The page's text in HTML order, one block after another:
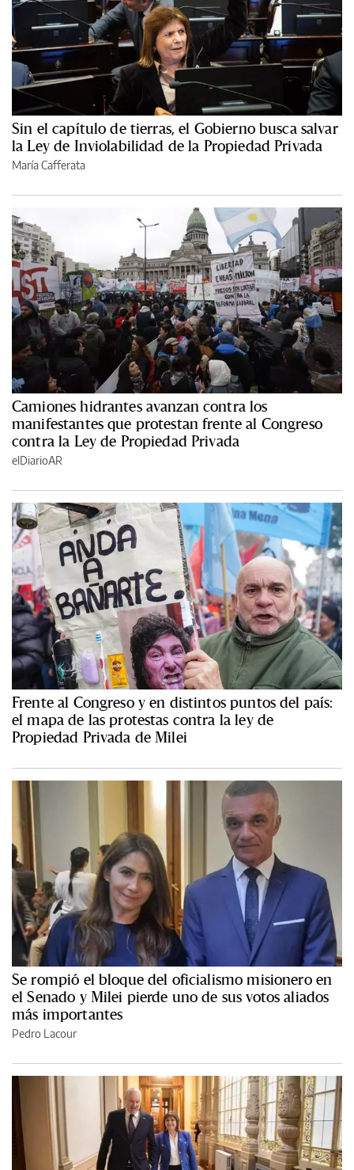
Sin el capítulo de tierras, el Gobierno busca salvar
la Ley de Inviolabilidad de la Propiedad Privada
María Cafferata
Camiones hidrantes avanzan contra los
manifestantes que protestan frente al Congreso
contra la Ley de Propiedad Privada
elDiarioAR
Frente al Congreso y en distintos puntos del país:
el mapa de las protestas contra la ley de
Propiedad Privada de Milei
Se rompió el bloque del oficialismo misionero en
el Senado y Milei pierde uno de sus votos aliados
más importantes
Pedro Lacour